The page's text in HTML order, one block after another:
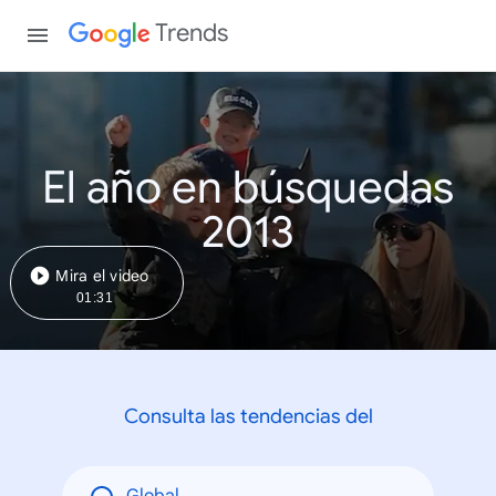
Trends
El año en búsquedas
2013
Mira el video
01:31
Consulta las tendencias del